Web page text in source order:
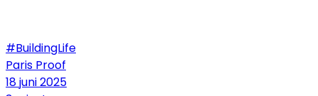
#BuildingLife
Paris Proof
18 juni 2025